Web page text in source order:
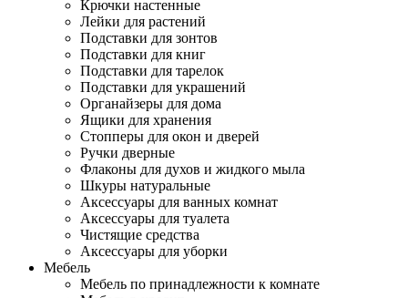
Крючки настенные
Лейки для растений
Подставки для зонтов
Подставки для книг
Подставки для тарелок
Подставки для украшений
Органайзеры для дома
Ящики для хранения
Стопперы для окон и дверей
Ручки дверные
Флаконы для духов и жидкого мыла
Шкуры натуральные
Аксессуары для ванных комнат
Аксессуары для туалета
Чистящие средства
Аксессуары для уборки
Мебель
Мебель по принадлежности к комнате